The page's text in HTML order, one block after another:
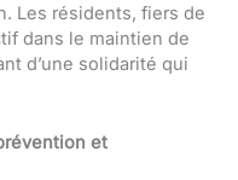
Les résidents, fiers de
dans le maintien de
d’une solidarité qui
et